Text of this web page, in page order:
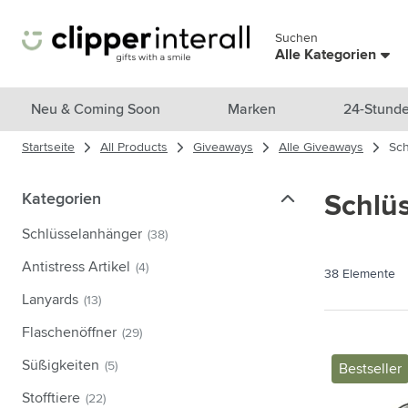
Menü überspringen
Suchen
Alle Kategorien
Alle Produkte anzeigen
Neu & Ausgewählt
Untermenü für Kategorie
Themen
Trinkgefäße
Taschen & Reisen
Kochen & Wohnen
Untermenü für Kategorie
Pflegeprodukte
Untermenü für Kategorie
Neu & Coming Soon Marken 24-
Startseite All Products Giveaways Alle Giveaways
Kategorien
Kategorien
Schlüsselanhänger (38)
Antistress Artikel (4)
Lanyards (13)
Flaschenöffner (29)
Süßigkeiten (5)
Stofftiere (22)
38 Elemente
Bestseller